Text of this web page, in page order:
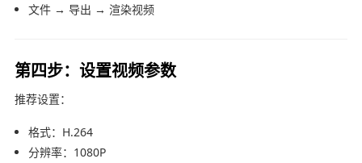
文件 → 导出 → 渲染视频
第四步：设置视频参数
推荐设置：
格式：H.264
分辨率：1080P